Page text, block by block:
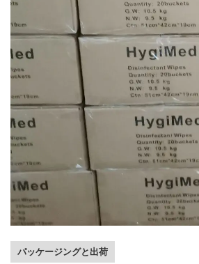
パッケージングと出荷